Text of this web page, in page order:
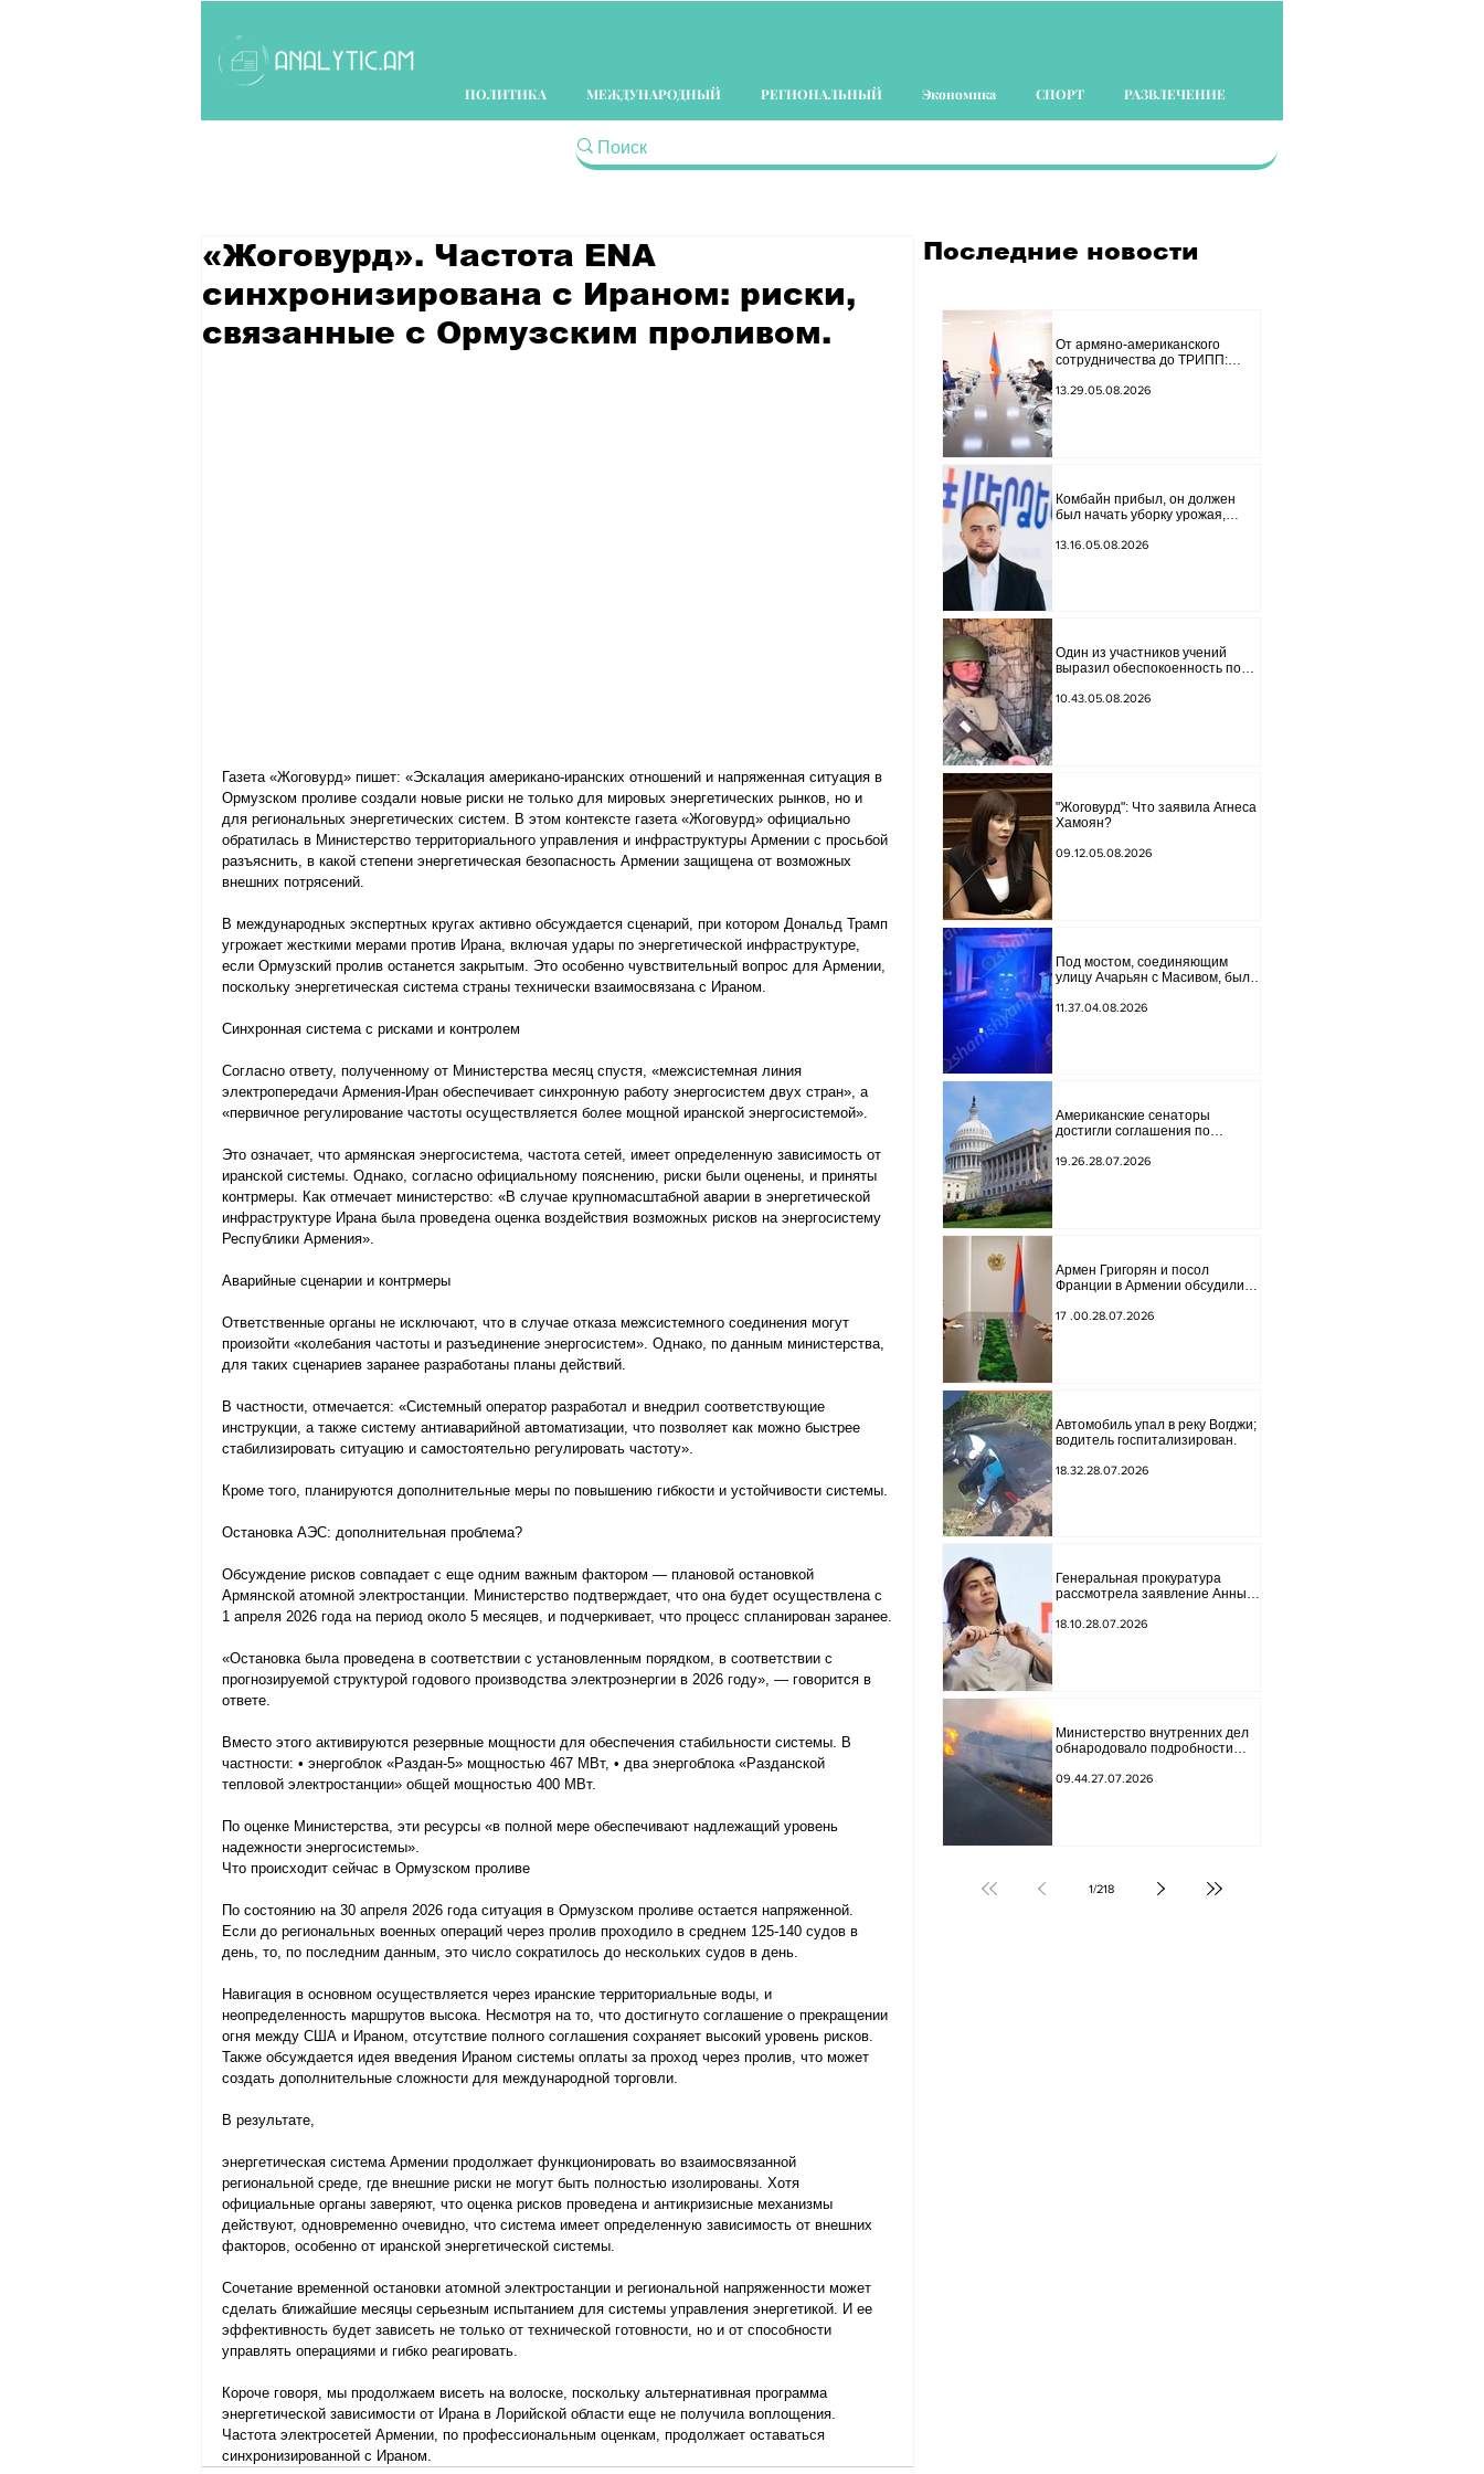
ПОЛИТИКА МЕЖДУНАРОДНЫЙ РЕГИОНАЛЬНЫЙ Экономика СПОРТ РАЗВЛЕЧЕНИЕ
«Жоговурд». Частота ENA
синхронизирована с Ираном: риски,
связанные с Ормузским проливом.
Газета «Жоговурд» пишет: «Эскалация американо-иранских отношений и напряженная ситуация в
Ормузском проливе создали новые риски не только для мировых энергетических рынков, но и
для региональных энергетических систем. В этом контексте газета «Жоговурд» официально
обратилась в Министерство территориального управления и инфраструктуры Армении с просьбой
разъяснить, в какой степени энергетическая безопасность Армении защищена от возможных
внешних потрясений.
В международных экспертных кругах активно обсуждается сценарий, при котором Дональд Трамп
угрожает жесткими мерами против Ирана, включая удары по энергетической инфраструктуре,
если Ормузский пролив останется закрытым. Это особенно чувствительный вопрос для Армении,
поскольку энергетическая система страны технически взаимосвязана с Ираном.
Синхронная система с рисками и контролем
Согласно ответу, полученному от Министерства месяц спустя, «межсистемная линия
электропередачи Армения-Иран обеспечивает синхронную работу энергосистем двух стран», а
«первичное регулирование частоты осуществляется более мощной иранской энергосистемой».
Это означает, что армянская энергосистема, частота сетей, имеет определенную зависимость от
иранской системы. Однако, согласно официальному пояснению, риски были оценены, и приняты
контрмеры. Как отмечает министерство: «В случае крупномасштабной аварии в энергетической
инфраструктуре Ирана была проведена оценка воздействия возможных рисков на энергосистему
Республики Армения».
Аварийные сценарии и контрмеры
Ответственные органы не исключают, что в случае отказа межсистемного соединения могут
произойти «колебания частоты и разъединение энергосистем». Однако, по данным министерства,
для таких сценариев заранее разработаны планы действий.
В частности, отмечается: «Системный оператор разработал и внедрил соответствующие
инструкции, а также систему антиаварийной автоматизации, что позволяет как можно быстрее
стабилизировать ситуацию и самостоятельно регулировать частоту».
Кроме того, планируются дополнительные меры по повышению гибкости и устойчивости системы.
Остановка АЭС: дополнительная проблема?
Обсуждение рисков совпадает с еще одним важным фактором — плановой остановкой
Армянской атомной электростанции. Министерство подтверждает, что она будет осуществлена ​​с
1 апреля 2026 года на период около 5 месяцев, и подчеркивает, что процесс спланирован заранее.
«Остановка была проведена в соответствии с установленным порядком, в соответствии с
прогнозируемой структурой годового производства электроэнергии в 2026 году», — говорится в
ответе.
Вместо этого активируются резервные мощности для обеспечения стабильности системы. В
частности: • энергоблок «Раздан-5» мощностью 467 МВт, • два энергоблока «Разданской
тепловой электростанции» общей мощностью 400 МВт.
По оценке Министерства, эти ресурсы «в полной мере обеспечивают надлежащий уровень
надежности энергосистемы».
Что происходит сейчас в Ормузском проливе
По состоянию на 30 апреля 2026 года ситуация в Ормузском проливе остается напряженной.
Если до региональных военных операций через пролив проходило в среднем 125-140 судов в
день, то, по последним данным, это число сократилось до нескольких судов в день.
Навигация в основном осуществляется через иранские территориальные воды, и
неопределенность маршрутов высока. Несмотря на то, что достигнуто соглашение о прекращении
огня между США и Ираном, отсутствие полного соглашения сохраняет высокий уровень рисков.
Также обсуждается идея введения Ираном системы оплаты за проход через пролив, что может
создать дополнительные сложности для международной торговли.
В результате,
энергетическая система Армении продолжает функционировать во взаимосвязанной
региональной среде, где внешние риски не могут быть полностью изолированы. Хотя
официальные органы заверяют, что оценка рисков проведена и антикризисные механизмы
действуют, одновременно очевидно, что система имеет определенную зависимость от внешних
факторов, особенно от иранской энергетической системы.
Сочетание временной остановки атомной электростанции и региональной напряженности может
сделать ближайшие месяцы серьезным испытанием для системы управления энергетикой. И ее
эффективность будет зависеть не только от технической готовности, но и от способности
управлять операциями и гибко реагировать.
Короче говоря, мы продолжаем висеть на волоске, поскольку альтернативная программа
энергетической зависимости от Ирана в Лорийской области еще не получила воплощения.
Частота электросетей Армении, по профессиональным оценкам, продолжает оставаться
синхронизированной с Ираном.
Последние новости
От армяно-американского
сотрудничества до ТРИПП:
советника специального
13.29.05.08.2026
Комбайн прибыл, он должен
был начать уборку урожая,
постановление о запрете
13.16.05.08.2026
Один из участников учений
выразил обеспокоенность по
постов в Сюнике. Начальник
10.43.05.08.2026
"Жоговурд": Что заявила Агнеса
Хамоян?
09.12.05.08.2026
Под мостом, соединяющим
улицу Ачарьян с Масивом, было
котором были найдены две
11.37.04.08.2026
Американские сенаторы
достигли соглашения по
новых санкций против России и
19.26.28.07.2026
Армен Григорян и посол
Франции в Армении обсудили
стратегического партнерства.
17 .00.28.07.2026
Автомобиль упал в реку Вогджи;
водитель госпитализирован.
18.32.28.07.2026
Генеральная прокуратура
рассмотрела заявление Анны
18.10.28.07.2026
Министерство внутренних дел
обнародовало подробности
09.44.27.07.2026
1/218